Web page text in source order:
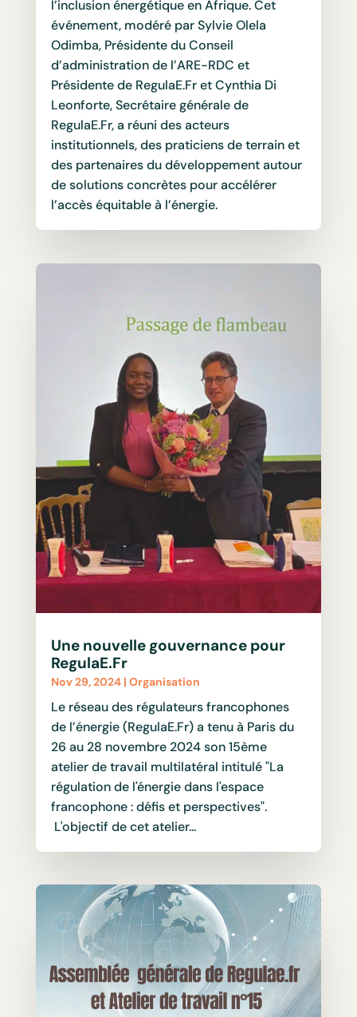
l’inclusion énergétique en Afrique. Cet
événement, modéré par Sylvie Olela
Odimba, Présidente du Conseil
d’administration de l’ARE-RDC et
Présidente de RegulaE.Fr et Cynthia Di
Leonforte, Secrétaire générale de
RegulaE.Fr, a réuni des acteurs
institutionnels, des praticiens de terrain et
des partenaires du développement autour
de solutions concrètes pour accélérer
l’accès équitable à l’énergie.
Une nouvelle gouvernance pour
RegulaE.Fr
Nov 29, 2024| Organisation
Le réseau des régulateurs francophones
de l’énergie (RegulaE.Fr) a tenu à Paris du
26 au 28 novembre 2024 son 15ème
atelier de travail multilatéral intitulé "La
régulation de l'énergie dans l'espace
francophone : défis et perspectives".
L'objectif de cet atelier...